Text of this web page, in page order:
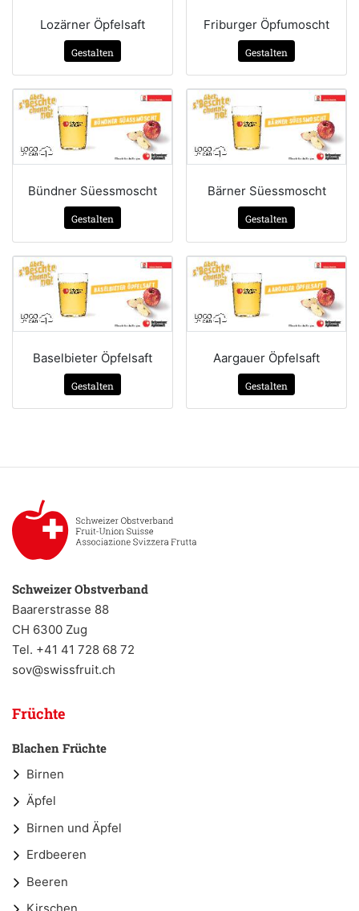
Lozärner Öpfelsaft
Gestalten
Friburger Öpfumoscht
Gestalten
Bündner Süessmoscht
Gestalten
Bärner Süessmoscht
Gestalten
Baselbieter Öpfelsaft
Gestalten
Aargauer Öpfelsaft
Gestalten
Schweizer Obstverband
Baarerstrasse 88
CH 6300 Zug
Tel. +41 41 728 68 72
sov@swissfruit.ch
Früchte
Blachen Früchte
Birnen
Äpfel
Birnen und Äpfel
Erdbeeren
Beeren